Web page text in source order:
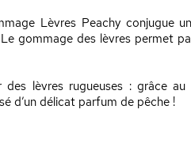
Lèvres Peachy conjugue
gommage des lèvres permet
lèvres rugueuses : grâce
d’un délicat parfum de pêche !